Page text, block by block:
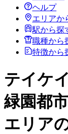
ヘルプ
エリアか
駅から探
職種から
特徴から
テイケ
緑園都
エリア